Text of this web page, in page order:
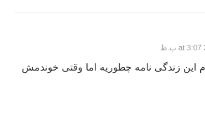
زندگی نامه چطوریه اما وقتی خوندمش